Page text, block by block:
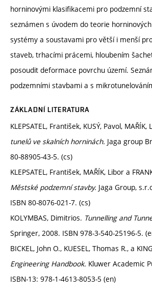
horninovými klasifikacemi pro podzemní
seznámen s úvodem do teorie
systémy a soustavami pro větší i menší
staveb, trhacími prácemi, hloubením
posoudit deformace povrchu území.
podzemními stavbami a s
ZÁKLADNÍ LITERATURA
KLEPSATEL, František, KUSÝ, Pavol, MAŘÍK,
tunelů ve skalních horninách. Jaga group
80-88905-43-5. (cs)
KLEPSATEL, František, MAŘÍK, Libor a
Městské podzemní stavby. Jaga Group,
ISBN 80-8076-021-7. (cs)
KOLYMBAS, Dimitrios. Tunnelling and
Springer, 2008. ISBN 978-3-540-25196-5.
BICKEL, John O., KUESEL, Thomas R., a
Engineering Handbook. Kluwer Academic
ISBN-13: 978-1-4613-8053-5 (en)